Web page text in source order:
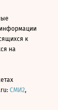
к
на
СМИ2,